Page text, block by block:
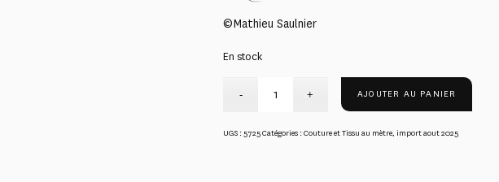
©Mathieu Saulnier
En stock
AJOUTER AU PANIER
UGS : 5725Catégories :Couture et Tissu au mètre, import aout 2025